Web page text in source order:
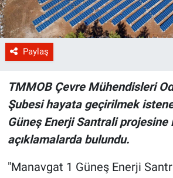
Paylaş
TMMOB Çevre Mühendisleri
Şubesi hayata geçirilmek
Güneş Enerji Santrali projesine
açıklamalarda bulundu.
"Manavgat 1 Güneş Enerji